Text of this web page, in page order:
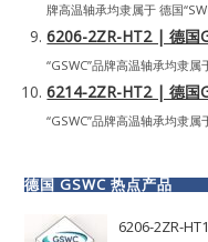
牌高温轴承均隶属于 德国
6206-2ZR-HT2 | 德国
“GSWC”品牌高温轴承均隶
6214-2ZR-HT2 | 德国
“GSWC”品牌高温轴承均隶
德国 GSWC 热点产品
6206-2ZR-